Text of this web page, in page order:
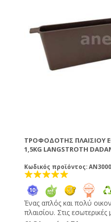
βιολογική μέθοδο της
(2092/91). ΤΙP: Για τη
πορτοκαλάδα είναι ένα
ΤΡΟΦΟΔΌΤΗΣ ΠΛΑΙΣΊΟΥ
1,5KG LANGSTROTH
Κωδικός προϊόντος:
Ένας απλός και πολύ οικονομικός
πλαισίου. Στις